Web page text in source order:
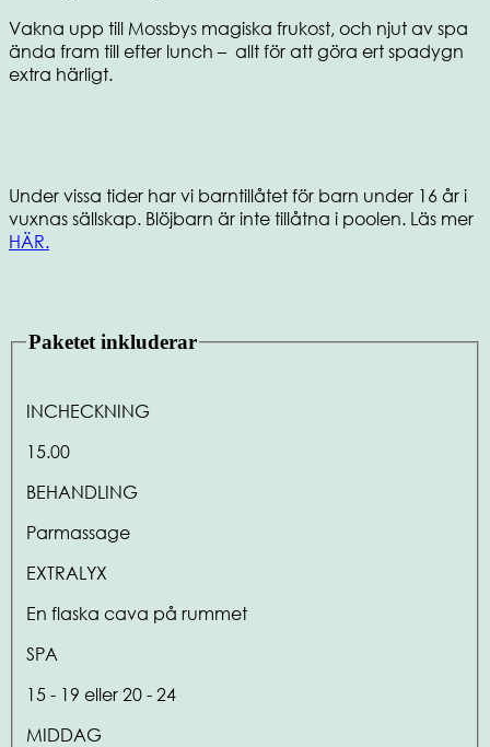
Vakna upp till Mossbys magiska frukost, och njut av spa
ända fram till efter lunch – allt för att göra ert spadygn
extra härligt.
Under vissa tider har vi barntillåtet för barn under 16 år i
vuxnas sällskap. Blöjbarn är inte tillåtna i poolen. Läs mer
HÄR.
Paketet inkluderar
INCHECKNING
15.00
BEHANDLING
Parmassage
EXTRALYX
En flaska cava på rummet
SPA
15 - 19 eller 20 - 24
MIDDAG